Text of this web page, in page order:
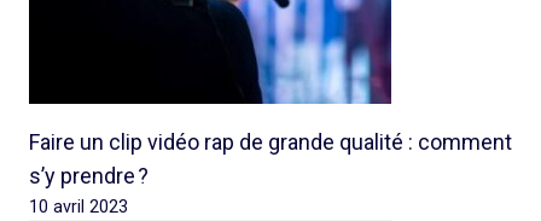
Faire un clip vidéo rap de grande qualité : comment
s’y prendre ?
10 avril 2023